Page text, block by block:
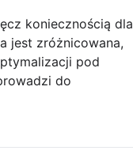
koniecznością dla
jest zróżnicowana,
pod
do